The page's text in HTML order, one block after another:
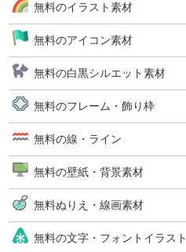
無料のイラスト素材
無料のアイコン素材
無料の白黒シルエット素材
無料のフレーム・飾り枠
無料の線・ライン
無料の壁紙・背景素材
無料ぬりえ・線画素材
無料の文字・フォントイラスト